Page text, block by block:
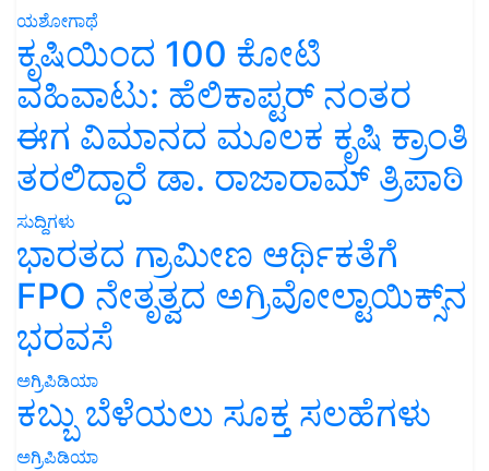
ಕೃಷಿಯಿಂದ 100 ಕೋಟಿ
ವಹಿವಾಟು: ಹೆಲಿಕಾಪ್ಟರ್ ನಂತರ
ಈಗ ವಿಮಾನದ ಮೂಲಕ ಕೃಷಿ ಕ್ರಾಂತಿ
ತರಲಿದ್ದಾರೆ ಡಾ. ರಾಜಾರಾಮ್ ತ್ರಿಪಾಠಿ
ಸುದ್ದಿಗಳು
ಭಾರತದ ಗ್ರಾಮೀಣ ಆರ್ಥಿಕತೆಗೆ
FPO ನೇತೃತ್ವದ ಅಗ್ರಿವೋಲ್ಟಾಯಿಕ್ಸ್‌ನ
ಭರವಸೆ
ಅಗ್ರಿಪಿಡಿಯಾ
ಕಬ್ಬು ಬೆಳೆಯಲು ಸೂಕ್ತ ಸಲಹೆಗಳು
ಅಗ್ರಿಪಿಡಿಯಾ